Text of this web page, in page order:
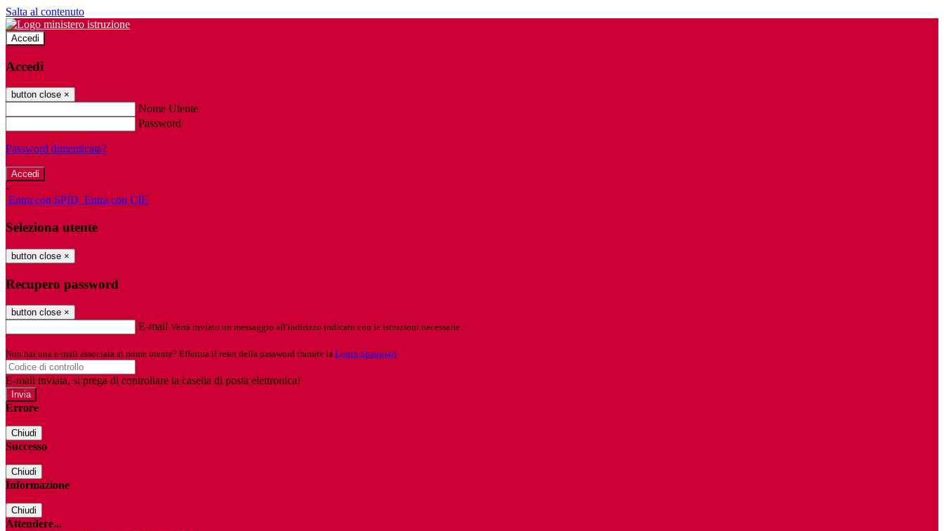
Salta al contenuto
Accedi
Accedi
button close ×
Nome Utente
Password
Password dimenticata?
-
Entra con SPID Entra con CIE
Seleziona utente
button close ×
Recupero password
button close ×
E-mail Verrà inviato un messaggio all'indirizzo indicato con le istruzioni necessarie.
Non hai una e-mail associata al nome utente? Effettua il reset della password tramite la Login Spaggiari
E-mail inviata, si prega di controllare la casella di posta elettronica!
Errore
Chiudi
Successo
Chiudi
Informazione
Chiudi
Attendere...